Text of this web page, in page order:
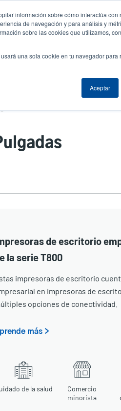
información sobre cómo interactúa con
de navegación y para análisis y
sobre las cookies que utilizamos,
una sola cookie en tu navegador para
Aceptar
User
Noticias Empresa Iniciar
Header
de escritorio
la serie T800
impresoras de escritorio
en impresoras de
opciones de conectividad.
más >
de la salud
Comercio
minorista